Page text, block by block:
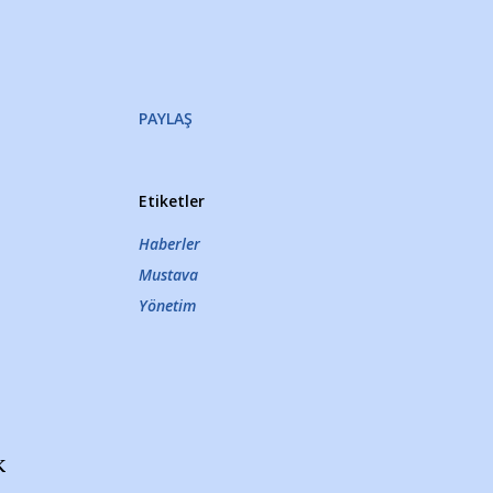
PAYLAŞ
Etiketler
Haberler
Mustava
Yönetim